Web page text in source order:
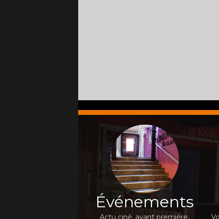
Événements
Actu ciné, avant première,